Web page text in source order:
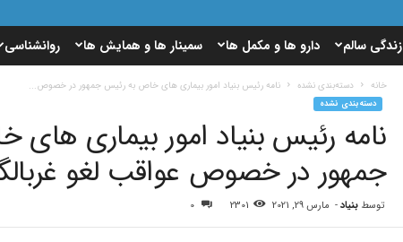
زندگی سالم دارو ها و مکمل ها سمینار ها و همایش ها روانشناسی
خانه دسته‌بندی نشده نامه رئیس بنیاد امور بیماری های خاص به رئیس جمهور در خصوص...
دسته‌بندی نشده
نامه رئیس بنیاد امور بیماری
جمهور در خصوص عواقب لغو
توسط بنیاد- مارس 29, 2021 2301
0